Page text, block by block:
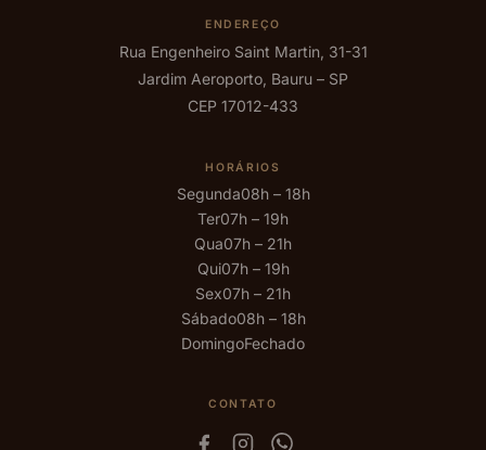
ENDEREÇO
Rua Engenheiro Saint Martin, 31-31
Jardim Aeroporto, Bauru – SP
CEP 17012-433
HORÁRIOS
Segunda08h – 18h
Ter07h – 19h
Qua07h – 21h
Qui07h – 19h
Sex07h – 21h
Sábado08h – 18h
DomingoFechado
CONTATO